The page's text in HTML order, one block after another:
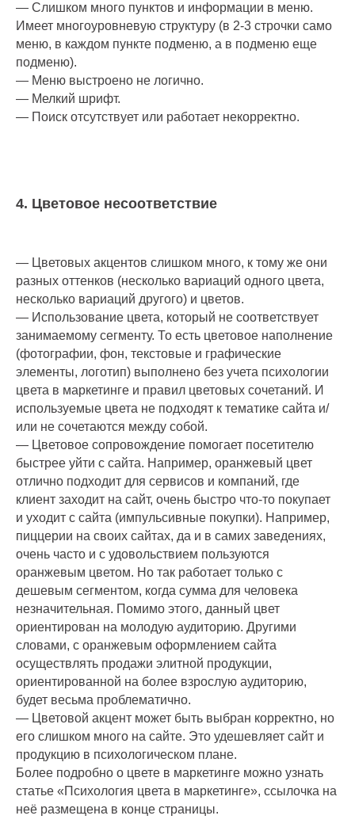
— Слишком много пунктов и информации в меню.
Имеет многоуровневую структуру (в 2-3 строчки само
меню, в каждом пункте подменю, а в подменю еще
подменю).
— Меню выстроено не логично.
— Мелкий шрифт.
— Поиск отсутствует или работает некорректно.
4. Цветовое несоответствие
— Цветовых акцентов слишком много, к тому же они
разных оттенков (несколько вариаций одного цвета,
несколько вариаций другого) и цветов.
— Использование цвета, который не соответствует
занимаемому сегменту. То есть цветовое наполнение
(фотографии, фон, текстовые и графические
элементы, логотип) выполнено без учета психологии
цвета в маркетинге и правил цветовых сочетаний. И
используемые цвета не подходят к тематике сайта и/
или не сочетаются между собой.
— Цветовое сопровождение помогает посетителю
быстрее уйти с сайта. Например, оранжевый цвет
отлично подходит для сервисов и компаний, где
клиент заходит на сайт, очень быстро что-то покупает
и уходит с сайта (импульсивные покупки). Например,
пиццерии на своих сайтах, да и в самих заведениях,
очень часто и с удовольствием пользуются
оранжевым цветом. Но так работает только с
дешевым сегментом, когда сумма для человека
незначительная. Помимо этого, данный цвет
ориентирован на молодую аудиторию. Другими
словами, с оранжевым оформлением сайта
осуществлять продажи элитной продукции,
ориентированной на более взрослую аудиторию,
будет весьма проблематично.
— Цветовой акцент может быть выбран корректно, но
его слишком много на сайте. Это удешевляет сайт и
продукцию в психологическом плане.
Более подробно о цвете в маркетинге можно узнать
статье «Психология цвета в маркетинге», ссылочка на
неё размещена в конце страницы.